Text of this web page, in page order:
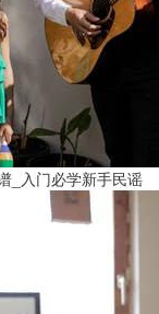
_入门必学新手民谣